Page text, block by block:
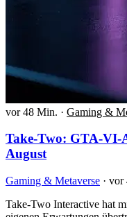
vor 48 Min. · Gaming &
Take-Two: GTA-VI-
August
Gaming & Metaverse · vor
Take-Two Interactive hat